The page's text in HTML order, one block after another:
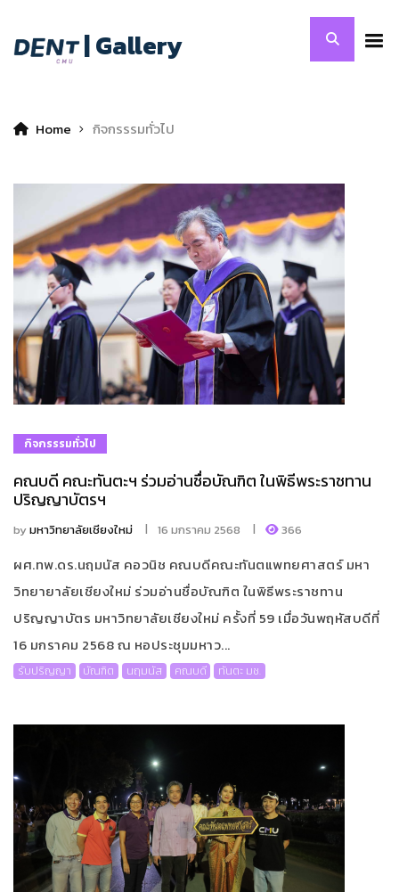
| Gallery
Home กิจกรรรมทั่วไป
กิจกรรรมทั่วไป
คณบดี คณะทันตะฯ ร่วมอ่านชื่อบัณฑิต ในพิธีพระราชทาน
ปริญญาบัตรฯ
byมหาวิทยาลัยเชียงใหม่ 16 มกราคม 2568 366
ผศ.ทพ.ดร.นฤมนัส คอวนิช คณบดีคณะทันตแพทยศาสตร์ มหา
วิทยายาลัยเชียงใหม่ ร่วมอ่านชื่อบัณฑิต ในพิธีพระราชทาน
ปริญญาบัตร มหาวิทยาลัยเชียงใหม่ ครั้งที่ 59 เมื่อวันพฤหัสบดีที่
16 มกราคม 2568 ณ หอประชุมมหาว...
รับปริญญา บัณฑิต นฤมนัส คณบดี ทันตะ มช.